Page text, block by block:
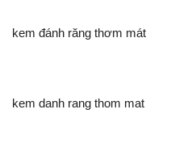
kem đánh răng thơm mát
kem danh rang thom mat